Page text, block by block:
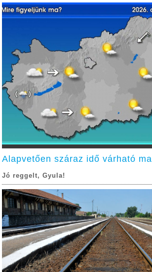
Alapvetően száraz idő várható ma
Jó reggelt, Gyula!